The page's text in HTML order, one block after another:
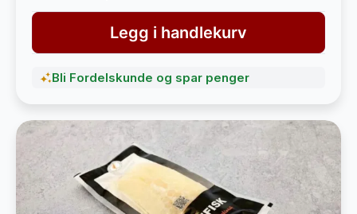
Legg i handlekurv
Bli Fordelskunde og spar penger